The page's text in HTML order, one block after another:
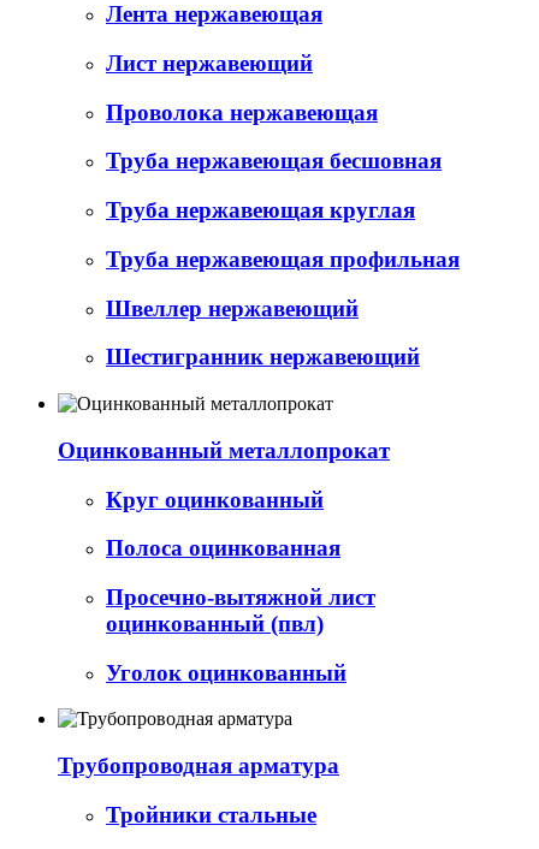
Лента нержавеющая
Лист нержавеющий
Проволока нержавеющая
Труба нержавеющая бесшовная
Труба нержавеющая круглая
Труба нержавеющая профильная
Швеллер нержавеющий
Шестигранник нержавеющий
Оцинкованный металлопрокат
Круг оцинкованный
Полоса оцинкованная
Просечно-вытяжной лист
оцинкованный (пвл)
Уголок оцинкованный
Трубопроводная арматура
Тройники стальные